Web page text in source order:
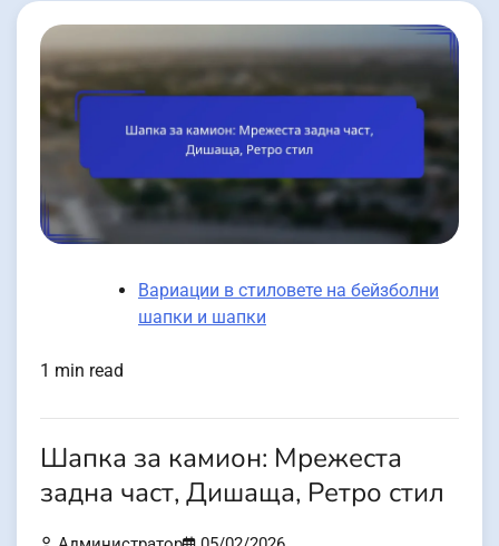
Вариации в стиловете на бейзболни
шапки и шапки
1 min read
Шапка за камион: Мрежеста
задна част, Дишаща, Ретро стил